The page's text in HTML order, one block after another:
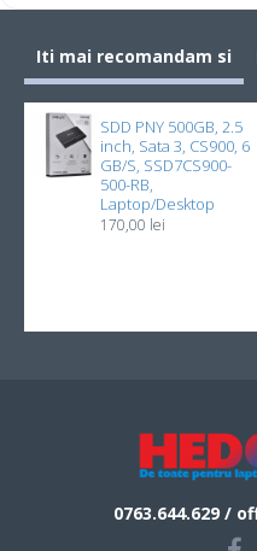
fost foarte bun față de alte
Iti mai recomandam si
SDD PNY 500GB, 2.5
inch, Sata 3, CS900, 6
GB/S, SSD7CS900-
500-RB,
Laptop/Desktop
170,00 lei
0763.644.629 /